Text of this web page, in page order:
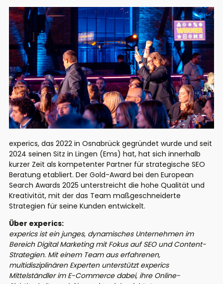
experics, das 2022 in Osnabrück gegründet wurde und seit
2024 seinen Sitz in Lingen (Ems) hat, hat sich innerhalb
kurzer Zeit als kompetenter Partner für strategische SEO
Beratung etabliert. Der Gold-Award bei den European
Search Awards 2025 unterstreicht die hohe Qualität und
Kreativität, mit der das Team maßgeschneiderte
Strategien für seine Kunden entwickelt.
Über experics:
experics ist ein junges, dynamisches Unternehmen im
Bereich Digital Marketing mit Fokus auf SEO und Content-
Strategien. Mit einem Team aus erfahrenen,
multidisziplinären Experten unterstützt experics
Mittelständler im E-Commerce dabei, ihre Online-